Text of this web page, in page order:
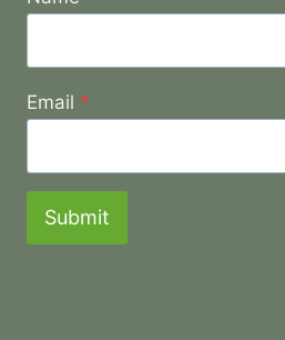
Email *
Submit